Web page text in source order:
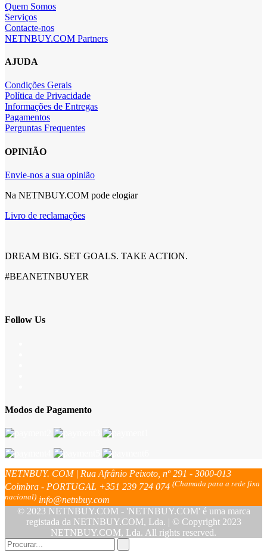
Quem Somos
Serviços
Contacte-nos
NETNBUY.COM Partners
AJUDA
Condições Gerais
Política de Privacidade
Informações de Entregas
Pagamentos
Perguntas Frequentes
OPINIÃO
Envie-nos a sua opinião
Na NETNBUY.COM pode elogiar
Livro de reclamações
DREAM BIG. SET GOALS. TAKE ACTION.
#BEANETNBUYER
Follow Us
Modos de Pagamento
NETNBUY. COM | Rua Afrânio Peixoto, nº 291 - 3000-013
Coimbra - PORTUGAL +351 239 724 074 (Chamada para a rede fixa
nacional) info@netnbuy.com
© 2023 NETNBUY.COM - 'NETNBUY.COM' é uma marca
registada da NETNBUY.COM, Lda. | © Copyright 2023
NETNBUY.COM, Lda. All rights reserved.